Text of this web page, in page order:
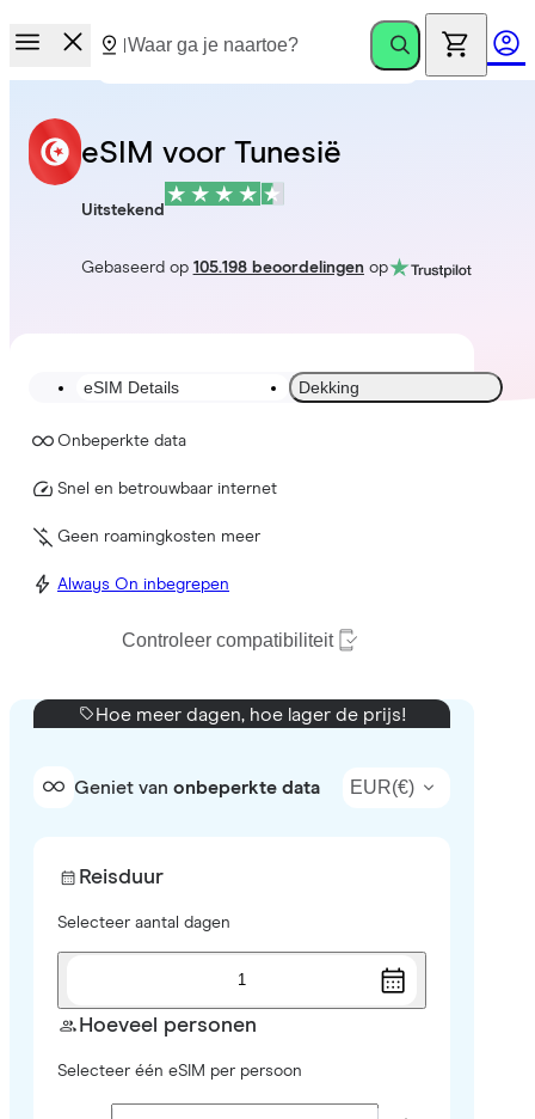
eSIM voor Tunesië
Uitstekend
Gebaseerd op 105.198 beoordelingen op
eSIM Details Dekking
Onbeperkte data
Snel en betrouwbaar internet
Geen roamingkosten meer
Always On inbegrepen
Controleer compatibiliteit
Hoe meer dagen, hoe lager de prijs!
Geniet van onbeperkte data EUR(€)
Reisduur
Selecteer aantal dagen
1
Hoeveel personen
Selecteer één eSIM per persoon